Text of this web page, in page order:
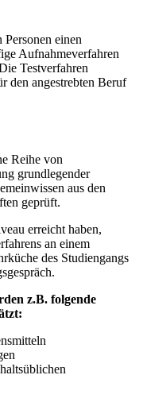
einen
Aufnahmeverfahren
Testverfahren
den angestrebten Beruf
Reihe von
grundlegender
aus den
geprüft.
erreicht haben,
an einem
des Studiengangs
z.B. folgende